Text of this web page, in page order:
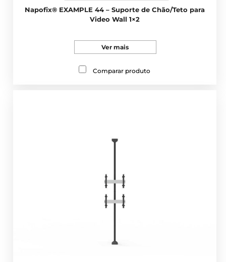
Napofix® EXAMPLE 44 – Suporte de Chão/Teto para
Video Wall 1×2
Ver mais
Comparar produto